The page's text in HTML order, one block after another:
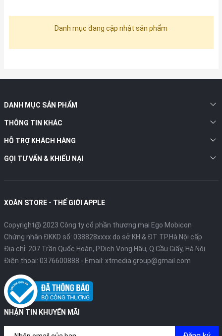
Danh mục đang cập nhật sản phẩm
DANH MỤC SẢN PHẨM
THÔNG TIN KHÁC
HỖ TRỢ KHÁCH HÀNG
GỌI TƯ VẤN & KHIẾU NẠI
XOĂN STORE - THẾ GIỚI APPLE
Copyright@ 2023 Công ty cổ phần thương mại Ego Mobicon
Chứng nhận ĐKKD số: 038828xxxx do sở KH & ĐT TP.Hà Nội cấp
Địa chỉ: 207 Trần Quốc Hoàn, P.Dịch Vọng Hậu, Q.Cầu Giấy, Hà Nội
Điện thoại: 0376600888 - Email: xtmedia.group@gmail.com
NHẬN TIN KHUYẾN MÃI